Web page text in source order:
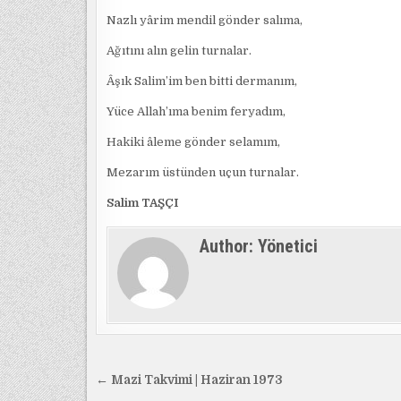
Nazlı yârim mendil gönder salıma,
Ağıtını alın gelin turnalar.
Âşık Salim’im ben bitti dermanım,
Yüce Allah’ıma benim feryadım,
Hakiki âleme gönder selamım,
Mezarım üstünden uçun turnalar.
Salim TAŞÇI
Author: Yönetici
Yazı
← Mazi Takvimi | Haziran 1973